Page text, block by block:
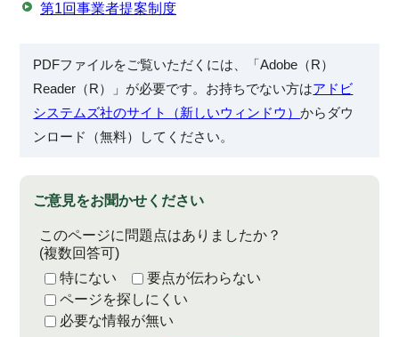
第1回事業者提案制度
PDFファイルをご覧いただくには、「Adobe（R）
Reader（R）」が必要です。お持ちでない方はアドビ
システムズ社のサイト（新しいウィンドウ）からダウ
ンロード（無料）してください。
ご意見をお聞かせください
このページに問題点はありましたか？
(複数回答可)
特にない
要点が伝わらない
ページを探しにくい
必要な情報が無い